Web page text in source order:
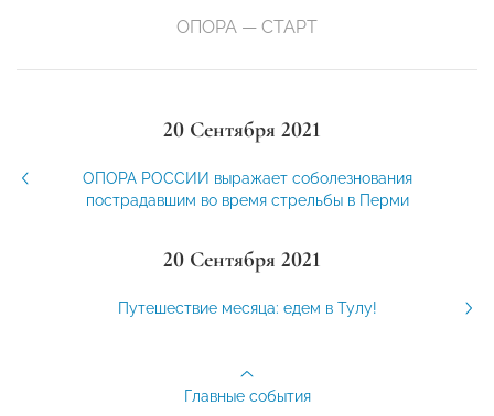
ОПОРА — СТАРТ
20 Сентября 2021
ОПОРА РОССИИ выражает соболезнования
пострадавшим во время стрельбы в Перми
20 Сентября 2021
Путешествие месяца: едем в Тулу!
Главные события